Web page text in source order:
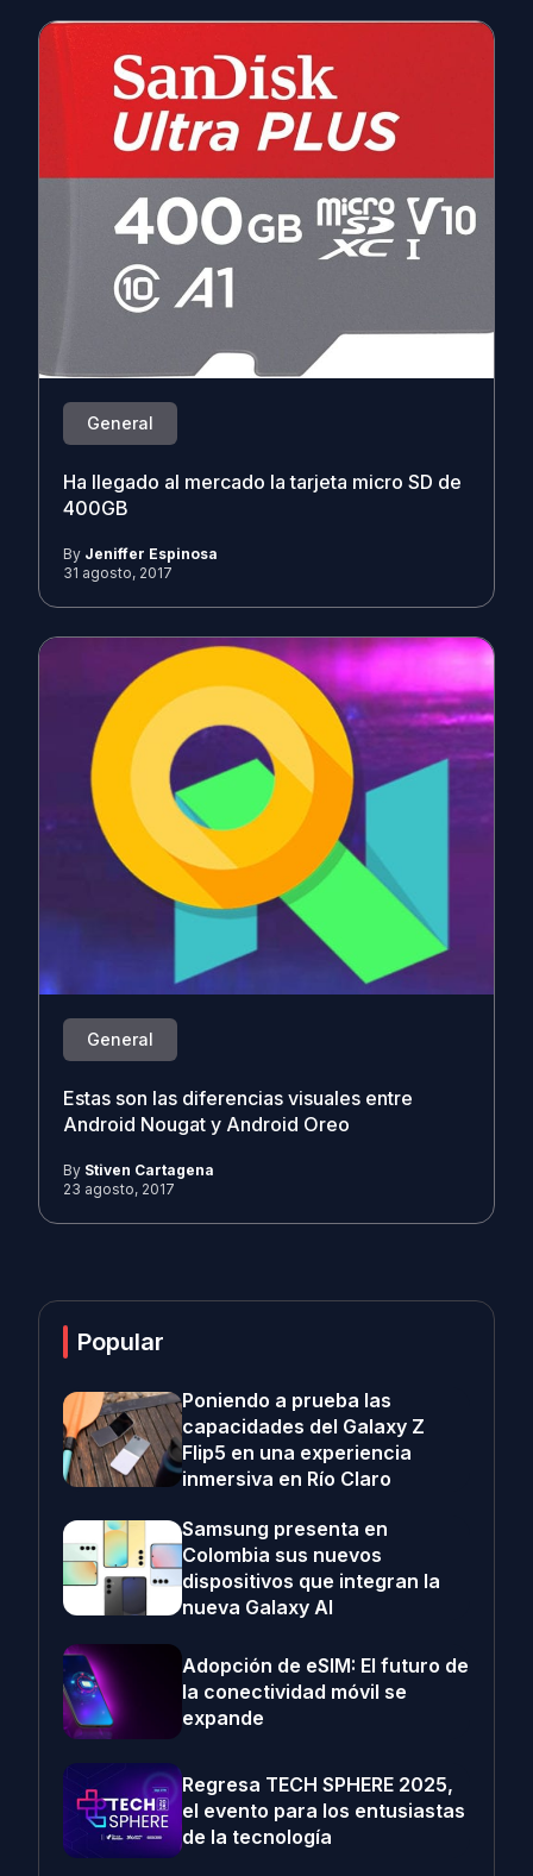
General
Ha llegado al mercado la tarjeta micro SD de
400GB
By Jeniffer Espinosa
31 agosto, 2017
General
Estas son las diferencias visuales entre
Android Nougat y Android Oreo
By Stiven Cartagena
23 agosto, 2017
Popular
Poniendo a prueba las
capacidades del Galaxy Z
Flip5 en una experiencia
inmersiva en Río Claro
Samsung presenta en
Colombia sus nuevos
dispositivos que integran la
nueva Galaxy AI
Adopción de eSIM: El futuro de
la conectividad móvil se
expande
Regresa TECH SPHERE 2025,
el evento para los entusiastas
de la tecnología